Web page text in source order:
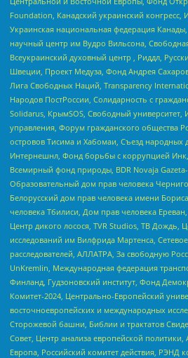
Foundation, Канадский украинский конгресс,
Украинская национальная федерация
научный центр им Вудро Вильсона,
Всеукраинский духовный центр , Риддл,
Швеции, Проект Медуза, Фонд Андрея
Лига Свободных Наций, Transparеncy
Народов ПостРоссии, Солидарность с
Solidarus, КрымSOS, Свободный университет,
управления, Форум гражданского общества
островов Тисима и Хабомаи, Съезд народных
Интернешнл, Фонд борьбы с коррупцией Инк,
Всемирный фонд природы, BDR Novaja Gazeta-
Образовательный дом прав человека
Белорусский дом прав человека имени
человека Тбилиси, Дом прав человека
Центр дикого лосося, TVR Studios, ТВ Дождь,
исследований им Вилфрида Мартенса,
расследователей, АЛЛАТРА, За свободную
UnKremlin, Международная федерация
Финланд, Гудзоновский институт, Фонд
Комитет-2024, Центрально-Европейский
восточноевропейских и международных
Сторожевой башни, Библии и трактатов
Совет, Центр анализа европейской политики,
Европа, Российский комитет действия, РЭНД